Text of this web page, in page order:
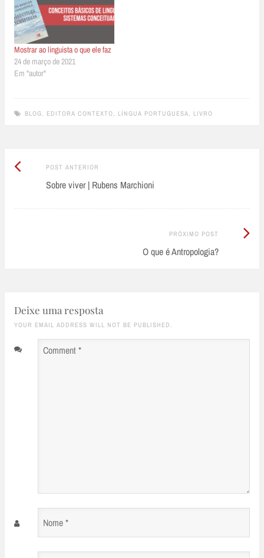
Mostrar ao linguista o que ele faz
24 de março de 2021
Em "autor"
BLOG EDITORA CONTEXTO LÍNGUA PORTUGUESA LIVRO
Post
navigation
POST ANTERIOR
Anterior:
Sobre viver | Rubens Marchioni
PRÓXIMO POST
O que é Antropologia?
Próximo
Deixe uma resposta
YOUR EMAIL ADDRESS WILL NOT BE PUBLISHED.
Comment
Nome